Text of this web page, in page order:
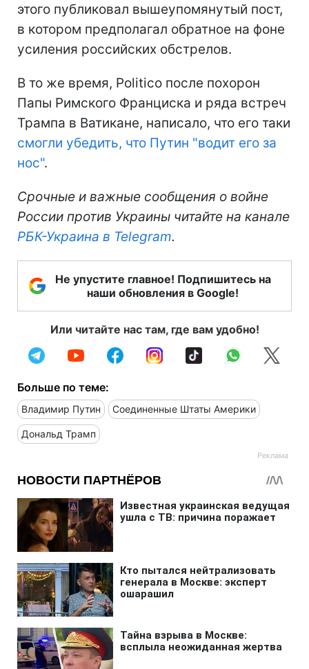
этого публиковал вышеупомянутый пост,
в котором предполагал обратное на фоне
усиления российских обстрелов.
В то же время, Politico после похорон
Папы Римского Франциска и ряда встреч
Трампа в Ватикане, написало, что его таки
смогли убедить, что Путин "водит его за
нос".
Срочные и важные сообщения о войне
России против Украины читайте на канале
РБК-Украина в Telegram.
Не упустите главное! Подпишитесь на
наши обновления в Google!
Или читайте нас там, где вам удобно!
Больше по теме:
Владимир Путин Соединенные Штаты Америки
Дональд Трамп